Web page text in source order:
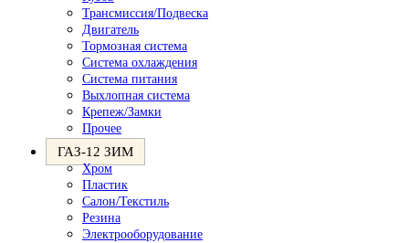
Трансмиссия/Подвеска
Двигатель
Тормозная система
Система охлаждения
Система питания
Выхлопная система
Крепеж/Замки
Прочее
ГАЗ-12 ЗИМ
Хром
Пластик
Салон/Текстиль
Резина
Электрооборудование